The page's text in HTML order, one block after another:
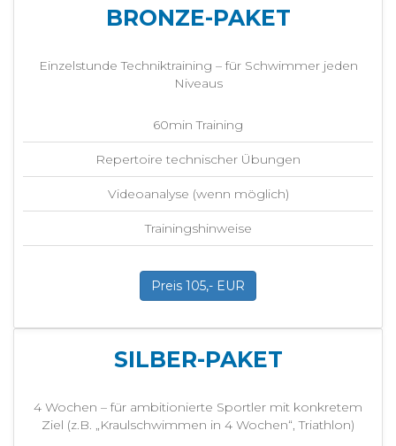
BRONZE-PAKET
Einzelstunde Techniktraining – für Schwimmer jeden
Niveaus
60min Training
Repertoire technischer Übungen
Videoanalyse (wenn möglich)
Trainingshinweise
Preis 105,- EUR
SILBER-PAKET
4 Wochen – für ambitionierte Sportler mit konkretem
Ziel (z.B. „Kraulschwimmen in 4 Wochen“, Triathlon)